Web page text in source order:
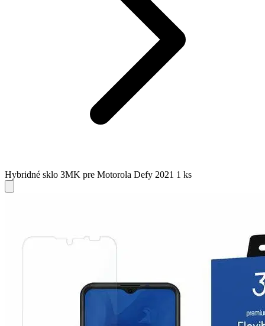
Hybridné sklo 3MK pre Motorola Defy 2021 1 ks